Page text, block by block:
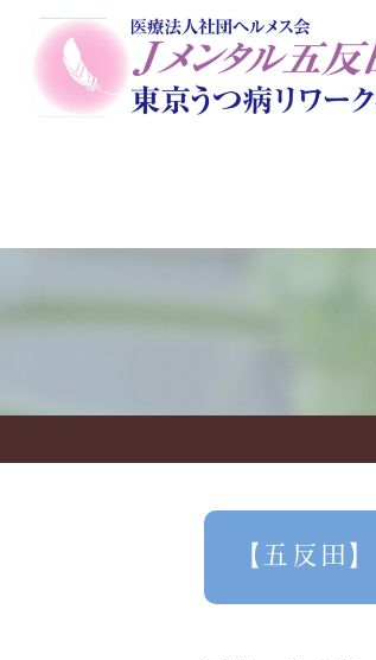
【五反田